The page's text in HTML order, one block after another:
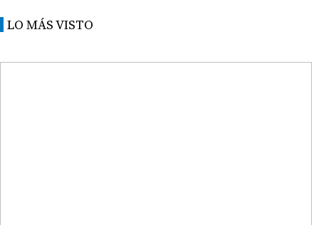
LO MÁS VISTO